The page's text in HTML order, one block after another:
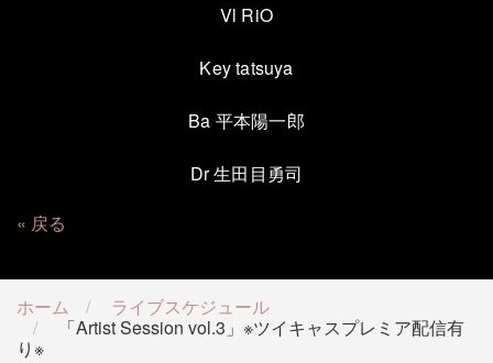
Vl RiO
Key tatsuya
Ba 平本陽一郎
Dr 生田目勇司
戻る
ホーム
ライブスケジュール
「Artist Session vol.3」※ツイキャスプレミア配信有
り※